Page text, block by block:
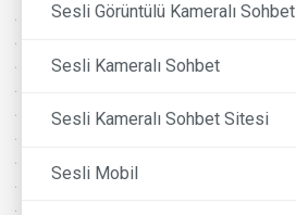
Sesli Görüntülü Kameralı Sohbet
Sesli Kameralı Sohbet
Sesli Kameralı Sohbet Sitesi
Sesli Mobil